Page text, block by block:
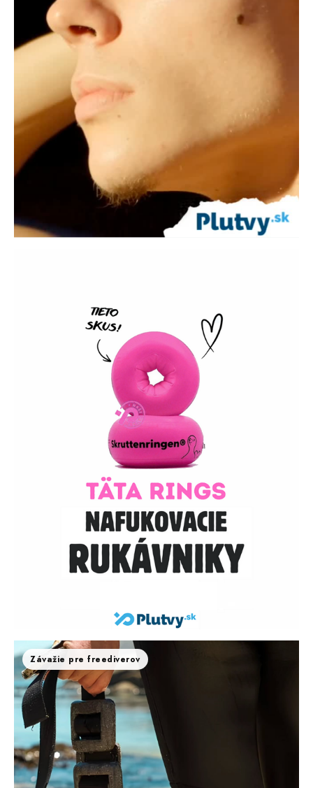
Závažie pre freediverov